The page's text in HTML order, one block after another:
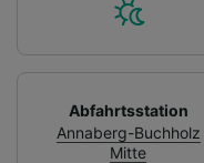
Abfahrtsstation
Annaberg-Buchholz
Mitte